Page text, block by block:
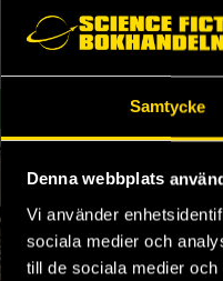
Samtycke
Denna webbplats
Vi använder
sociala medier och
till de sociala medier
Alan Moore
490 kr
Beställ